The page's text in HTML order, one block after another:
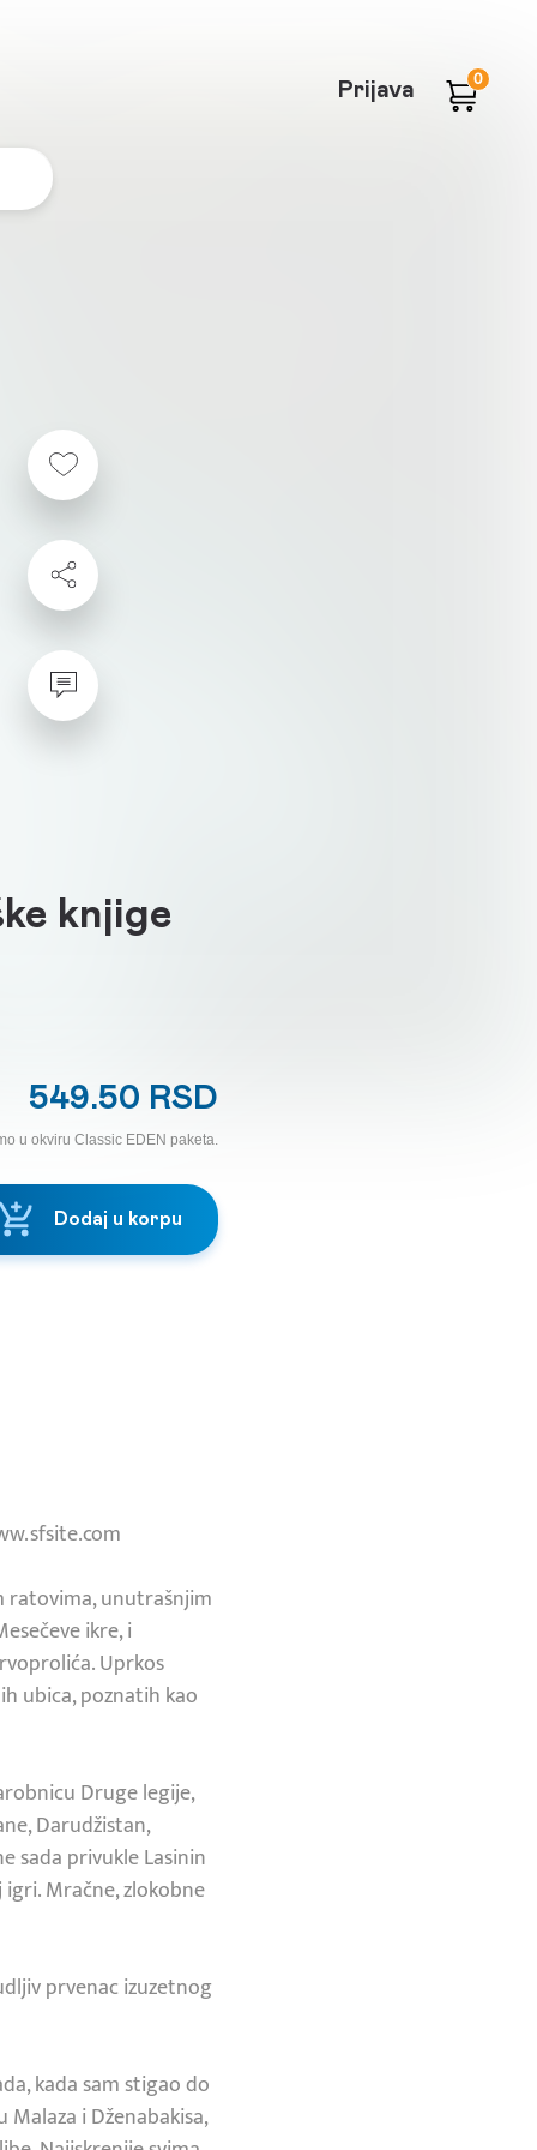
Prijava 0
knjige
549.50 RSD
u okviru Classic EDEN paketa.
Dodaj u korpu
ratovima, unutrašnjim
ikre, i
Uprkos
ubica, poznatih kao
Druge legije,
Darudžistan,
sada privukle Lasinin
Mračne, zlokobne
prvenac izuzetnog
kada sam stigao do
i Dženabakisa,